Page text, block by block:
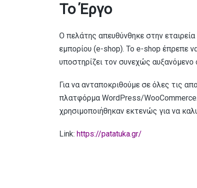
Το Έργο
Ο πελάτης απευθύνθηκε στην
εμπορίου (e-shop). Το e-shop έπρεπε
υποστηρίζει τον συνεχώς
Για να ανταποκριθούμε σε όλες τις
πλατφόρμα WordPress/
χρησιμοποιήθηκαν εκτενώς για να
Link: https://patatuka.gr/